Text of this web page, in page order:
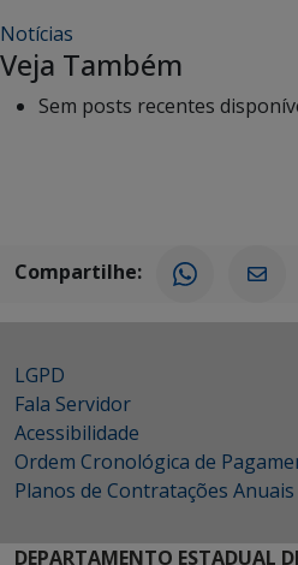
Notícias
Veja Também
Sem posts recentes
Compartilhe:
LGPD
Fala Servidor
Acessibilidade
Ordem Cronológica de
Planos de Contratações Anuais
DEPARTAMENTO ESTADUAL